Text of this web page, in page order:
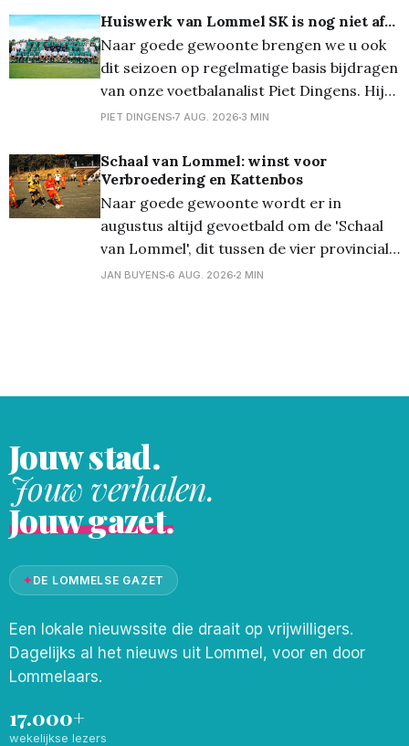
maatregelen om de wedstrijden veilig te
laten verlopen. De kwart-, sprint- en
triotriatlon zijn volledig volzet en ook de
vernieuwde Just 4
Huiswerk van Lommel SK is nog niet af...
Naar goede gewoonte brengen we u ook
dit seizoen op regelmatige basis bijdragen
van onze voetbalanalist Piet Dingens. Hij
fileerde voor ons de ploeg die het moet
League... Lee Johnson is een toffe pee.
Laat daar geen twijfel over bestaan. Maar
in HBvL bekijkt
PIET DINGENS 7 AUG. 2026 3 MIN
Schaal van Lommel: winst voor
Verbroedering en Kattenbos
Naar goede gewoonte wordt er in
augustus altijd gevoetbald om de 'Schaal
van Lommel', dit tussen de vier provinciale
Lommelse clubs. Vanavond stonden op het
JAN BUYENS 6 AUG. 2026 2 MIN
Jouw stad.
Jouw verhalen.
Jouw gazet.
✦DE LOMMELSE GAZET
Een lokale nieuwssite die draait op vrijwilligers.
Dagelijks al het nieuws uit Lommel, voor en door
Lommelaars.
17.000+
wekelijkse lezers